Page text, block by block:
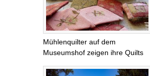
Mühlenquilter auf dem
Museumshof zeigen ihre Quilts